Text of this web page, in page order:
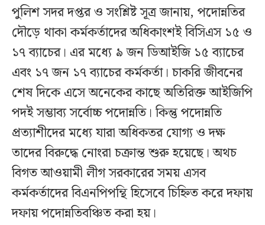
পুলিশ সদর দপ্তর ও সংশ্লিষ্ট সূত্র জানায়, পদোন্নতির
দৌড়ে থাকা কর্মকর্তাদের অধিকাংশই বিসিএস ১৫ ও
১৭ ব্যাচের। এর মধ্যে ৯ জন ডিআইজি ১৫ ব্যাচের
এবং ১৭ জন ১৭ ব্যাচের কর্মকর্তা। চাকরি জীবনের
শেষ দিকে এসে অনেকের কাছে অতিরিক্ত আইজিপি
পদই সম্ভাব্য সর্বোচ্চ পদোন্নতি। কিন্তু পদোন্নতি
প্রত্যাশীদের মধ্যে যারা অধিকতর যোগ্য ও দক্ষ
তাদের বিরুদ্ধে নোংরা চক্রান্ত শুরু হয়েছে। অথচ
বিগত আওয়ামী লীগ সরকারের সময় এসব
কর্মকর্তাদের বিএনপিপন্থি হিসেবে চিহ্নিত করে দফায়
দফায় পদোন্নতিবঞ্চিত করা হয়।